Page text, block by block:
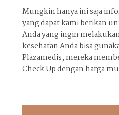
Mungkin hanya ini saja
yang dapat kami berikan
Anda yang ingin
kesehatan Anda bisa
Plazamedis, mereka
Check Up dengan harga